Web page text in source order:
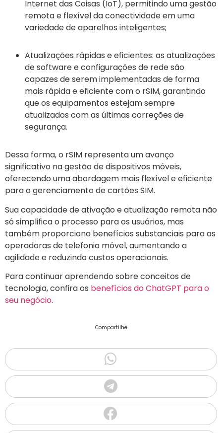
Internet das Coisas (IoT), permitindo uma gestão
remota e flexível da conectividade em uma
variedade de aparelhos inteligentes;
Atualizações rápidas e eficientes: as atualizações
de software e configurações de rede são
capazes de serem implementadas de forma
mais rápida e eficiente com o rSIM, garantindo
que os equipamentos estejam sempre
atualizados com as últimas correções de
segurança.
Dessa forma, o rSIM representa um avanço
significativo na gestão de dispositivos móveis,
oferecendo uma abordagem mais flexível e eficiente
para o gerenciamento de cartões SIM.
Sua capacidade de ativação e atualização remota não
só simplifica o processo para os usuários, mas
também proporciona benefícios substanciais para as
operadoras de telefonia móvel, aumentando a
agilidade e reduzindo custos operacionais.
Para continuar aprendendo sobre conceitos de
tecnologia, confira os benefícios do ChatGPT para o
seu negócio.
Compartilhe